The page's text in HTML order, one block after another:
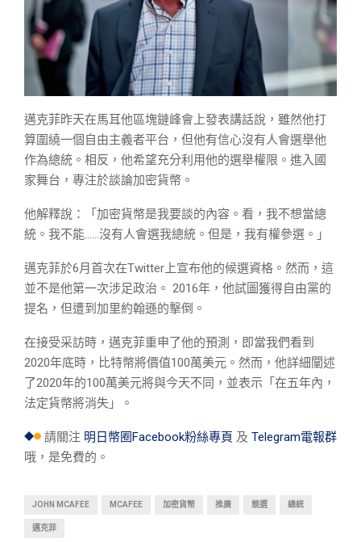
邁克菲昨天在馬耳他區塊鏈峰會上發表講話說，雖然他打
算圍繞一個自由主義者平台，但他有信心沒有人會選舉他
作為總統。相反，他希望充分利用他的選舉權限。進入國
家舞台，專注於談論加密貨幣。
他解釋說：「加密貨幣是我要談的內容。看，我不想當總
統。我不能……沒有人會選我總統。但是，我有權參選。」
邁克菲於6月首次在Twitter上宣布他的候選資格。然而，這
並不是他第一次涉足政治。 2016年，他試圖獲得自由黨的
提名，但遭到加里約翰遜的擊倒。
在接受采訪時，邁克菲重申了他的預測，即當我們看到
2020年底時，比特幣將價值100萬美元。然而，他詳細闡述
了2020年的100萬美元將與今天不同，並表示「在五年內，
法定貨幣將消失」。
請關注 明日幣圈Facebook粉絲專頁 及 Telegram電報群
哦，是免費的。
JOHN MCAFEE MCAFEE 加密貨幣 推廣 競選 總統
邁克菲